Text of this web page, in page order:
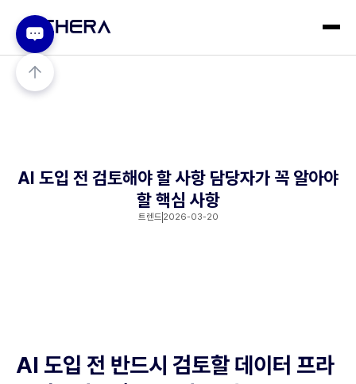
AI 도입 전 검토해야 할 사항 담당자가 꼭 알아야
할 핵심 사항
트렌드 2026-03-20
AI 도입 전 반드시 검토할 데이터 프라